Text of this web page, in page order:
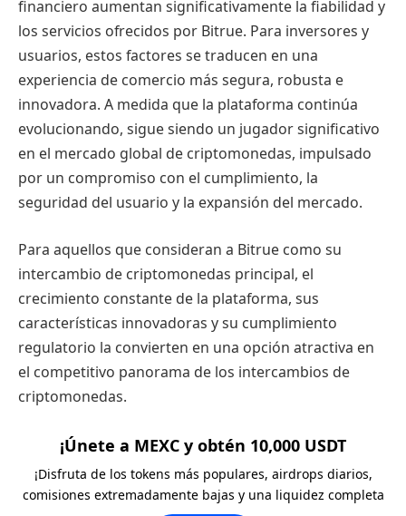
financiero aumentan significativamente la fiabilidad y
los servicios ofrecidos por Bitrue. Para inversores y
usuarios, estos factores se traducen en una
experiencia de comercio más segura, robusta e
innovadora. A medida que la plataforma continúa
evolucionando, sigue siendo un jugador significativo
en el mercado global de criptomonedas, impulsado
por un compromiso con el cumplimiento, la
seguridad del usuario y la expansión del mercado.
Para aquellos que consideran a Bitrue como su
intercambio de criptomonedas principal, el
crecimiento constante de la plataforma, sus
características innovadoras y su cumplimiento
regulatorio la convierten en una opción atractiva en
el competitivo panorama de los intercambios de
criptomonedas.
¡Únete a MEXC y obtén 10,000 USDT
¡Disfruta de los tokens más populares, airdrops diarios,
comisiones extremadamente bajas y una liquidez completa